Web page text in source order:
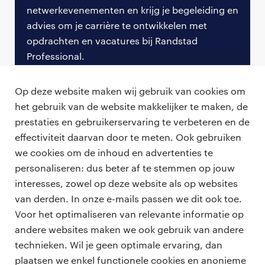
Op deze website maken wij gebruik van cookies om
het gebruik van de website makkelijker te maken, de
prestaties en gebruikerservaring te verbeteren en de
effectiviteit daarvan door te meten. Ook gebruiken
we cookies om de inhoud en advertenties te
personaliseren: dus beter af te stemmen op jouw
interesses, zowel op deze website als op websites
van derden. In onze e-mails passen we dit ook toe.
Voor het optimaliseren van relevante informatie op
andere websites maken we ook gebruik van andere
technieken. Wil je geen optimale ervaring, dan
plaatsen we enkel functionele cookies en anonieme
procurement tot R&D en supply chain. Ik heb elf
verschillende rollen gehad in 22 jaar. Elke keer
sprong ik in het diepe. Dat voelde oncomfortabel en
hield me bescheiden, omdat ik besefte hoeveel ik
Mijn advies? Stel je nooit op als slachtoffer van de
organisatie. Als de groei die je nodig hebt intern niet
beschikbaar is binnen jouw tijdpad, kijk dan naar
buiten of zoek een ‘flexproject’ om te blijven
De les van Shanghai: culturele
sensitiviteit als zakelijke vaardigheid
Randstad:Je woonde en werkte vier jaar in
Shanghai aan het begin van je carrière. Hoe heeft
netwerkevenementen en krijg je begeleiding en
advies om je carrière te ontwikkelen met
opdrachten en vacatures bij Randstad
Professional.
meld je nu aan
professionals
vacatures
zzp-opdrachten
careers for expats
voor opdrachtgevers
vacature plaatsen
over ons
werken bij Randstad